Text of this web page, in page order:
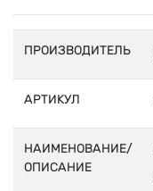
ПРОИЗВОДИТЕЛЬ
АРТИКУЛ
НАИМЕНОВАНИЕ/
ОПИСАНИЕ